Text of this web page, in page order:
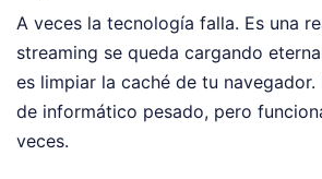
A veces la tecnología falla. Es una
streaming se queda cargando
es limpiar la caché de tu navegador.
de informático pesado, pero
veces.